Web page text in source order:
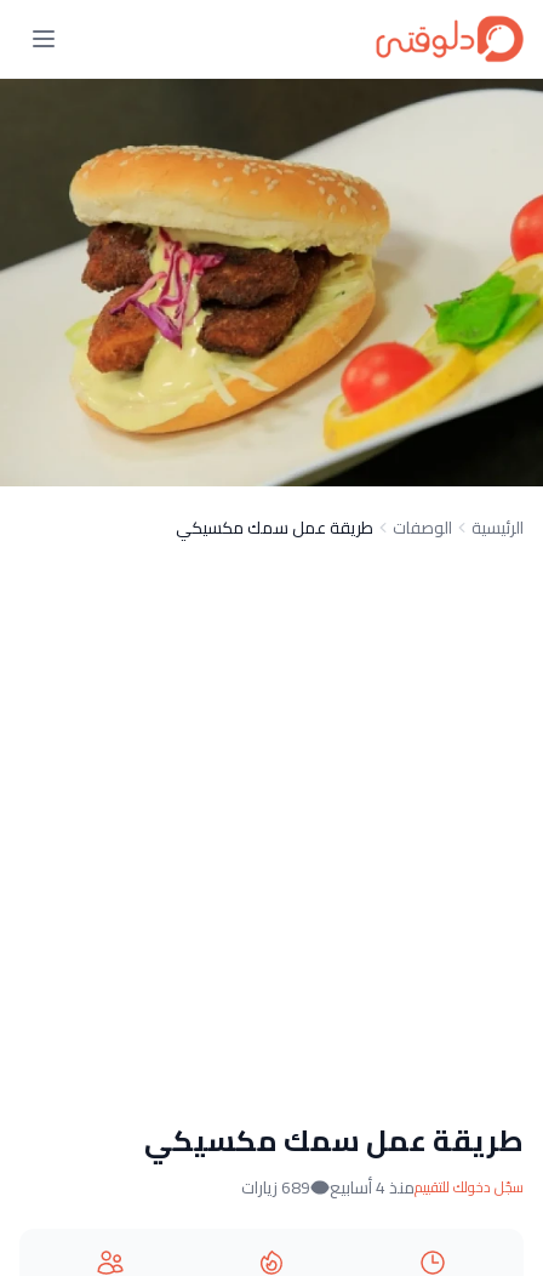
الرئيسية الوصفات طريقة عمل سمك مكسيكي
طريقة عمل سمك مكسيكي
سجّل دخولك للتقييممنذ 4 أسابيع 689 زيارات